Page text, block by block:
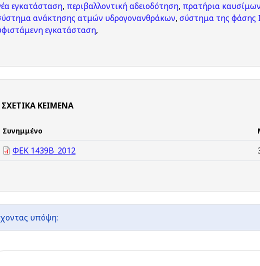
εγκατάσταση, περιβαλλοντική αδειοδότηση, πρατήρια
ανάκτησης ατμών υδρογονανθράκων, σύστημα της φάσης
εγκατάσταση,
ΣΧΕΤΙΚΆ ΚΕΊΜΕΝΑ
Συνημμένο
ΦΕΚ 1439Β_2012
υπόψη: